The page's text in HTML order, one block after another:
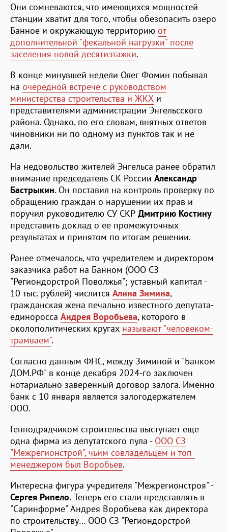
Они сомневаются, что имеющихся мощностей
станции хватит для того, чтобы обезопасить озеро
Банное и окружающую территорию от
дополнительной "фекальной нагрузки" после
заселения новой десятиэтажки.
В конце минувшей недели Олег Фомин побывал
на очередной встрече с руководством
министерства строительства и ЖКХ и
представителями администрации Энгельсского
района. Однако, по его словам, внятных ответов
чиновники ни по одному из пунктов так и не
дали.
На недовольство жителей Энгельса ранее обратил
внимание председатель СК России Александр
Бастрыкин. Он поставил на контроль проверку по
обращению граждан о нарушении их прав и
поручил руководителю СУ СКР Дмитрию Костину
представить доклад о ее промежуточных
результатах и принятом по итогам решении.
Ранее отмечалось, что учредителем и директором
заказчика работ на Банном (ООО СЗ
"Региондорстрой Поволжья"; уставный капитал -
10 тыс. рублей) числится Алина Зимина,
гражданская жена печально известного депутата-
единоросса Андрея Воробьева, которого в
околополитических кругах называют "человеком-
трамваем".
Согласно данным ФНС, между Зиминой и "Банком
ДОМ.РФ" в конце декабря 2024-го заключен
нотариально заверенный договор залога. Именно
банк с 10 января является залогодержателем
ООО.
Генподрядчиком строительства выступает еще
одна фирма из депутатского пула - ООО СЗ
"Межрегионстрой", чьим совладельцем и топ-
менеджером был Воробьев.
Интересна фигура учредителя "Межрегионстроя" -
Сергея Рипело. Теперь его стали представлять в
"Саринформе" Андрея Воробьева как директора
по строительству… ООО СЗ "Региондорстрой